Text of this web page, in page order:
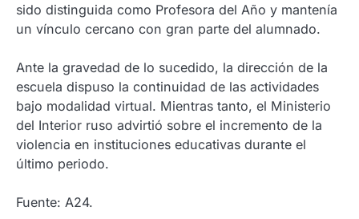
sido distinguida como Profesora del Año y mantenía
un vínculo cercano con gran parte del alumnado.
Ante la gravedad de lo sucedido, la dirección de la
escuela dispuso la continuidad de las actividades
bajo modalidad virtual. Mientras tanto, el Ministerio
del Interior ruso advirtió sobre el incremento de la
violencia en instituciones educativas durante el
último periodo.
Fuente: A24.